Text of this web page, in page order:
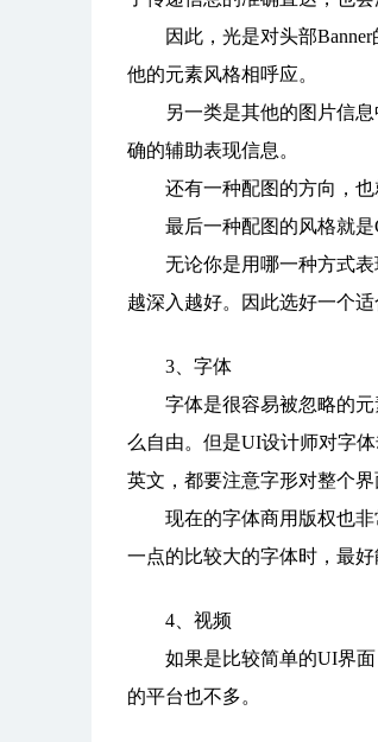
因此，光是对头部Banner
他的元素风格相呼应。
另一类是其他的图片信息
确的辅助表现信息。
还有一种配图的方向，也
最后一种配图的风格就是
无论你是用哪一种方式表
越深入越好。因此选好一个适
3、字体
字体是很容易被忽略的元
么自由。但是UI设计师对字
英文，都要注意字形对整个界
现在的字体商用版权也非
一点的比较大的字体时，最好
4、视频
如果是比较简单的UI界面
的平台也不多。